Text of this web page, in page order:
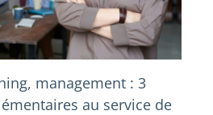
management : 3
au service de